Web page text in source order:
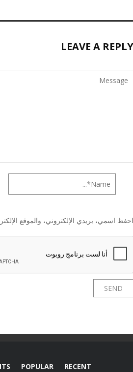
LEAVE A REPLY
احفظ اسمي، بريدي الإلكتروني، والموقع
RECENT
POPULAR